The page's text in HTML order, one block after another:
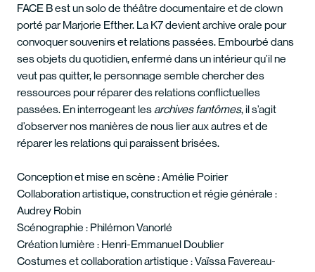
FACE B est un solo de théâtre documentaire et de clown
porté par Marjorie Efther. La K7 devient archive orale pour
convoquer souvenirs et relations passées. Embourbé dans
ses objets du quotidien, enfermé dans un intérieur qu’il ne
veut pas quitter, le personnage semble chercher des
ressources pour réparer des relations conflictuelles
passées. En interrogeant lesarchives fantômes, il s’agit
d’observer nos manières de nous lier aux autres et de
réparer les relations qui paraissent brisées.
Conception et mise en scène : Amélie Poirier
Collaboration artistique, construction et régie générale :
Audrey Robin
Scénographie : Philémon Vanorlé
Création lumière : Henri-Emmanuel Doublier
Costumes et collaboration artistique : Vaïssa Favereau-